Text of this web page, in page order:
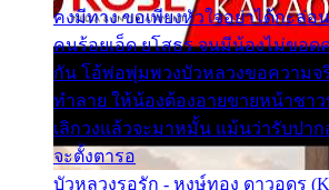
คงมีทาง ขอเพียงหัวใจอย่าได้กะล่อ
คนร้อยเอ็ด ยโสธร จนมีน้องไม่ขอด
กัน โอ้พ่อพุ่มพวงบัวหลวงขอความจ
ทำลาย ให้น้องต้องอายขายหน้าชา
เลิกวงแล้วจะมาหมั้น แม้นว่ารับปา
จะตั้งตารอ
บัวหลวงรอรัก - หงษ์ทอง ดาวอุดร